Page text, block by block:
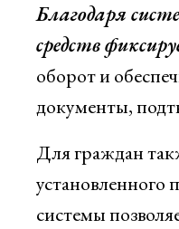
Благодаря
средств
оборот и
документы,
Для граждан
установленного
системы